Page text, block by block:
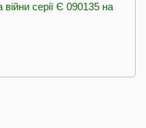
війни серії Є 090135 на